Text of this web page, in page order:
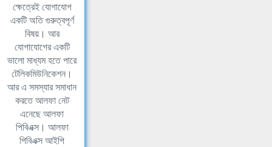
ক্ষেত্রেই যোগাযোগ
একটি অতি গুরুত্বপূর্ণ
বিষয়। আর
যোগাযোগের একটি
ভালো মাধ্যম হতে পারে
টেলিকমিউনিকেশন।
আর এ সমস্যার সমাধান
করতে আলফা নেট
এনেছে আলফা
পিবিএক্স। আলফা
পিবিএক্স আইপি